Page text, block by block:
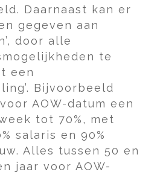
Daarnaast kan er
gegeven aan
door alle
te
een
Bijvoorbeeld
AOW-datum een
tot 70%, met
salaris en 90%
Alles tussen 50 en
jaar voor AOW-